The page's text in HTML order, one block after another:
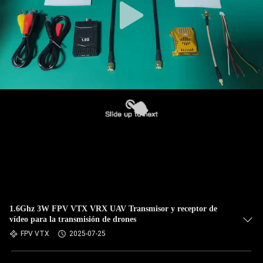
1.6Ghz 3W FPV VTX VRX UAV Transmisor y receptor de
vídeo para la transmisión de drones
FPV VTX 2025-07-25